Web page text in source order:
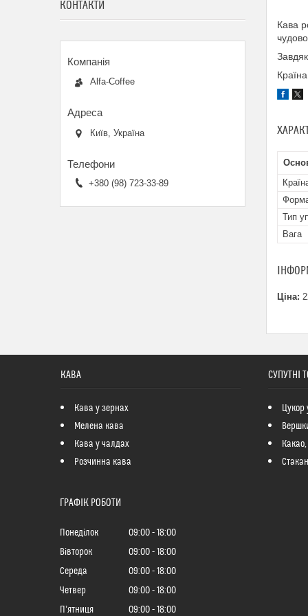
Кава
Тип
Вага
Ціна:
КОНТАКТИ
Alfa-Coffee
Київ, Україна
+380 (98) 723-33-89
КАВА
Кава у зернах
Мелена кава
Кава у чалдах
Розчинна кава
СУПУТНІ
Цукор
ГРАФІК РОБОТИ
Понеділок 09:00
18:00
Вівторок
09:00
18:00
Середа
09:00
18:00
Четвер
09:00
18:00
Пʼятниця
09:00 18:00